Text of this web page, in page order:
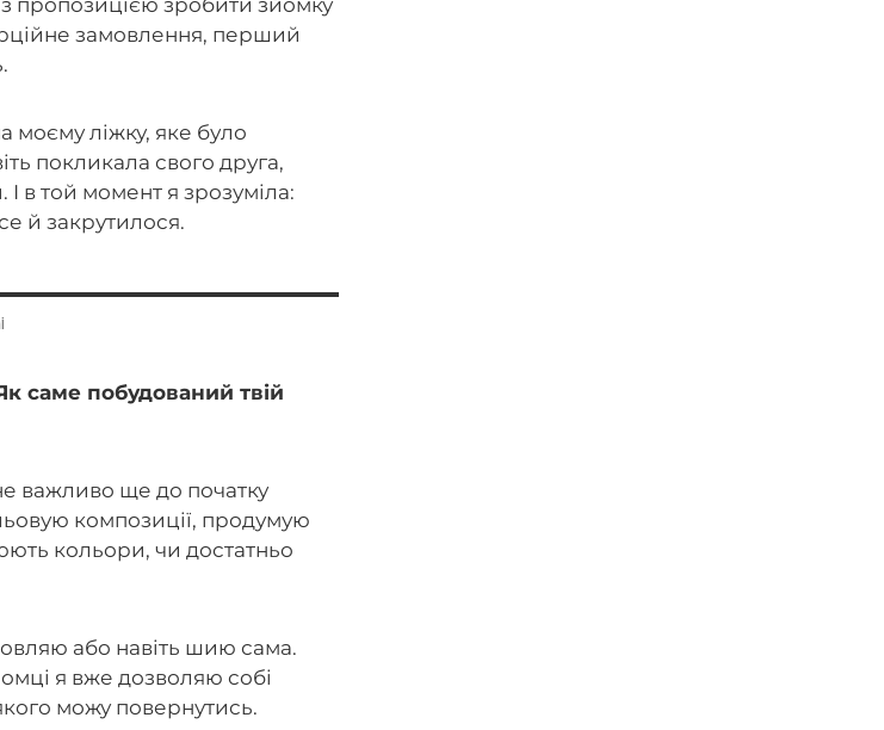
замовлення, перший
моєму ліжку, яке було
покликала свого друга,
в той момент я зрозуміла:
й закрутилося.
саме побудований твій
важливо ще до початку
композиції, продумую
кольори, чи достатньо
або навіть шию сама.
я вже дозволяю собі
можу повернутись.